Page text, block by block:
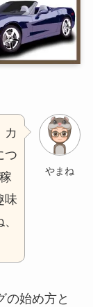
やまね
カ
つ
味
の始め方と